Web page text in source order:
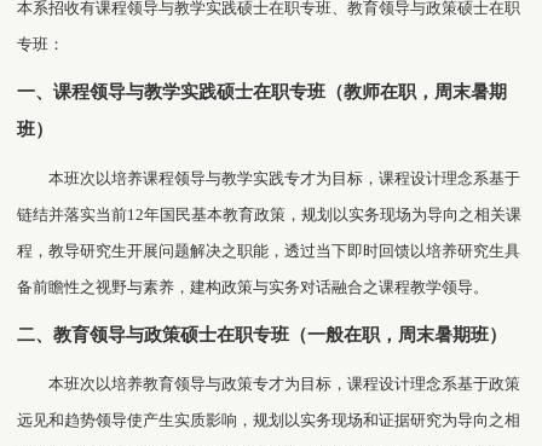
本系招收有课程领导与教学实践硕士在职专班、教育领导与政策硕士在职
专班：
一、课程领导与教学实践硕士在职专班（教师在职，周末暑期
班）
本班次以培养课程领导与教学实践专才为目标，课程设计理念系基于
链结并落实当前12年国民基本教育政策，规划以实务现场为导向之相关课
程，教导研究生开展问题解决之职能，透过当下即时回馈以培养研究生具
备前瞻性之视野与素养，建构政策与实务对话融合之课程教学领导。
二、教育领导与政策硕士在职专班（一般在职，周末暑期班）
本班次以培养教育领导与政策专才为目标，课程设计理念系基于政策
远见和趋势领导使产生实质影响，规划以实务现场和证据研究为导向之相